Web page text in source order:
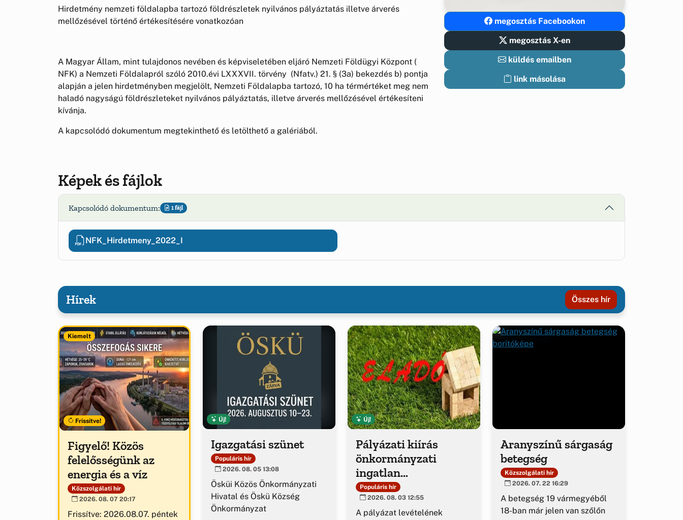
Hirdetmény nemzeti földalapba tartozó földrészletek nyilvános pályáztatás illetve árverés
mellőzésével történő értékesítésére vonatkozóan
A Magyar Állam, mint tulajdonos nevében és képviseletében eljáró Nemzeti Földügyi Központ (
NFK) a Nemzeti Földalapról szóló 2010.évi LXXXVII. törvény (Nfatv.) 21. § (3a) bekezdés b) pontja
alapján a jelen hirdetményben megjelölt, Nemzeti Földalapba tartozó, 10 ha térmértéket meg nem
haladó nagyságú földrészleteket nyilvános pályáztatás, illetve árverés mellőzésével értékesíteni
kívánja.
A kapcsolódó dokumentum megtekinthető és letölthető a galériából.
megosztás Facebookon
megosztás X-en
küldés emailben
link másolása
Képek és fájlok
Kapcsolódó dokumentum: 1 fájl
NFK_Hirdetmeny_2022_I
Hírek Összes hír
Kiemelt
Frissítve!
Figyelő! Közös
felelősségünk az
energia és a víz
Közszolgálati hír
2026. 08. 07 20:17
Frissítve: 2026.08.07. péntek
Új!
Igazgatási szünet
Populáris hír
2026. 08. 05 13:08
Ösküi Közös Önkormányzati
Hivatal és Öskü Község
Önkormányzat
Új!
Pályázati kiírás
önkormányzati
ingatlan
értékesítésére
Populáris hír
2026. 08. 03 12:55
A pályázat levételének
Aranyszínű sárgaság
betegség
Közszolgálati hír
2026. 07. 22 16:29
A betegség 19 vármegyéből
18-ban már jelen van szőlőn